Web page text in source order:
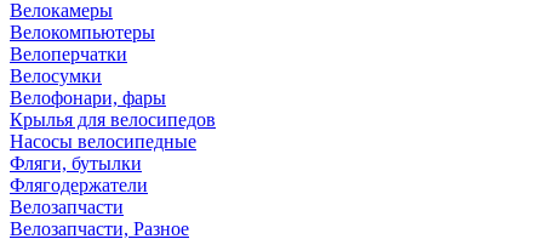
Велокамеры
Велокомпьютеры
Велоперчатки
Велосумки
Велофонари, фары
Крылья для велосипедов
Насосы велосипедные
Фляги, бутылки
Флягодержатели
Велозапчасти
Велозапчасти, Разное